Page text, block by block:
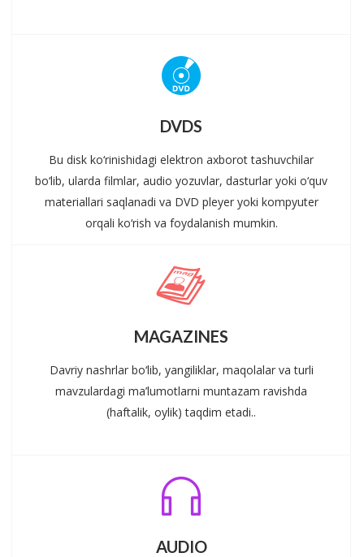
DVDS
Bu disk ko‘rinishidagi elektron axborot tashuvchilar
bo‘lib, ularda filmlar, audio yozuvlar, dasturlar yoki o‘quv
materiallari saqlanadi va DVD pleyer yoki kompyuter
orqali ko‘rish va foydalanish mumkin.
MAGAZINES
Davriy nashrlar bo‘lib, yangiliklar, maqolalar va turli
mavzulardagi ma’lumotlarni muntazam ravishda
(haftalik, oylik) taqdim etadi..
AUDIO